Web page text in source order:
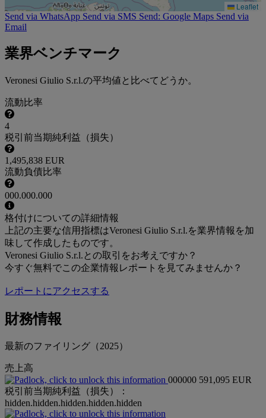
Leaflet
Send via WhatsApp Send via SMS Send: Google Maps Send via
Email
業界ベンチマーク
Veronesi Giulio S.r.l.の平均値と比べてどうか。
流動比率
4
税引前当期純利益（損失）
1,495,838 EUR
流動負債比率
000.000.000
格付けについての詳細情報
上記の主要な信用指標はVeronesi Giulio S.r.l.を業界情報を加
味して作成したものです。
Veronesi Giulio S.r.l.との取引をお考えですか？
今すぐ無料でこの企業情報レポートを見てみませんか？
レポートにアクセスする
財務情報
最新のファイリング（2025）
売上高
000000 591,095 EUR
税引前当期純利益（損失）：
hidden.hidden.hidden.hidden.hidden